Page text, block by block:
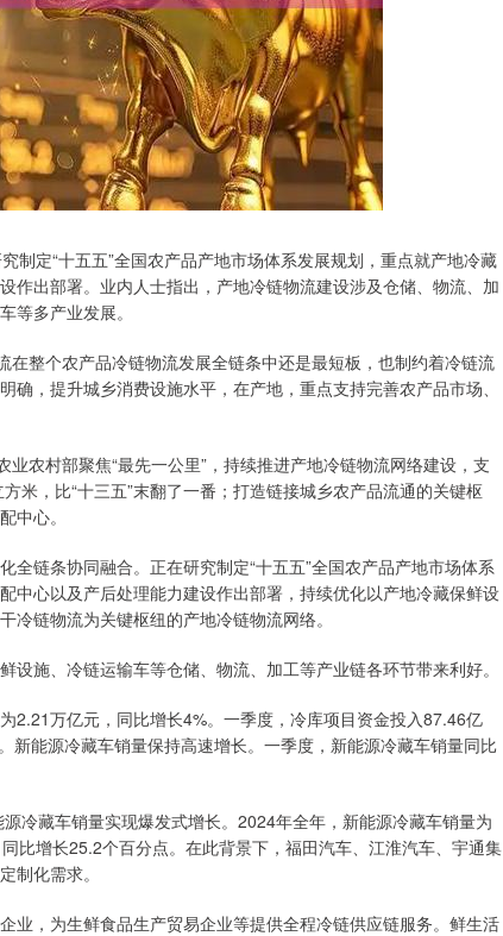
制定“十五五”全国农产品产地市场体系发展规划，重点就产地冷藏
作出部署。业内人士指出，产地冷链物流建设涉及仓储、物流、加
等多产业发展。
在整个农产品冷链物流发展全链条中还是最短板，也制约着冷链流
，提升城乡消费设施水平，在产地，重点支持完善农产品市场、
农村部聚焦“最先一公里”，持续推进产地冷链物流网络建设，支
米，比“十三五”末翻了一番；打造链接城乡农产品流通的关键枢
中心。
链条协同融合。正在研究制定“十五五”全国农产品产地市场体系
中心以及产后处理能力建设作出部署，持续优化以产地冷藏保鲜设
链物流为关键枢纽的产地冷链物流网络。
施、冷链运输车等仓储、物流、加工等产业链各环节带来利好。
2.21万亿元，同比增长4%。一季度，冷库项目资金投入87.46亿
能源冷藏车销量保持高速增长。一季度，新能源冷藏车销量同比
冷藏车销量实现爆发式增长。2024年全年，新能源冷藏车销量为
比增长25.2个百分点。在此背景下，福田汽车、江淮汽车、宇通集
制化需求。
业，为生鲜食品生产贸易企业等提供全程冷链供应链服务。鲜生活